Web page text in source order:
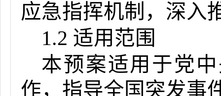
应急指挥机制，深入
1.2 适用范围
本预案适用于党
作，指导全国突发事